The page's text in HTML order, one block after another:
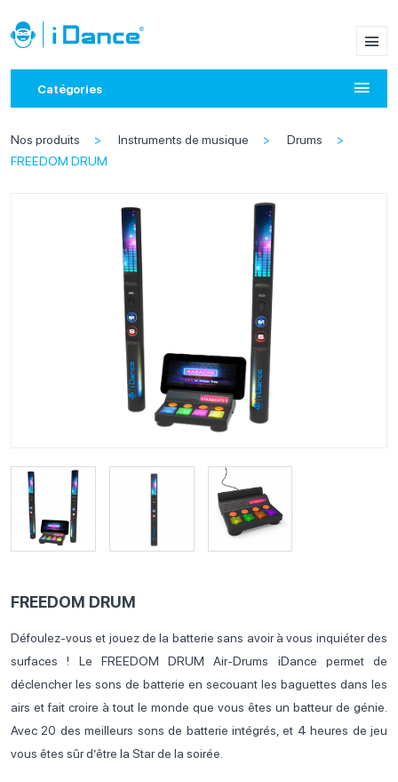
Catégories
Nos produits Instruments de musique
Drums
FREEDOM DRUM
FREEDOM DRUM
Défoulez-vous et jouez de la batterie sans avoir à vous inquiéter des
surfaces ! Le FREEDOM DRUM Air-Drums iDance permet de
déclencher les sons de batterie en secouant les baguettes dans les
airs et fait croire à tout le monde que vous êtes un batteur de génie.
Avec 20 des meilleurs sons de batterie intégrés, et 4 heures de jeu
vous êtes sûr d’être la Star de la soirée.